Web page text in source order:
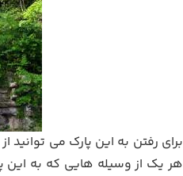
برای رفتن به این پارک می
هر یک از وسیله هایی که به این